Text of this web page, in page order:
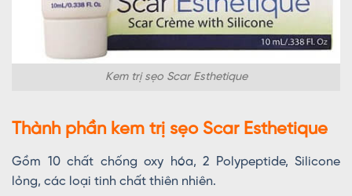
Kem trị sẹo Scar Esthetique
Thành phần kem trị sẹo Scar Esthetique
Gồm 10 chất chống oxy hóa, 2 Polypeptide, Silicone
lỏng, các loại tinh chất thiên nhiên.